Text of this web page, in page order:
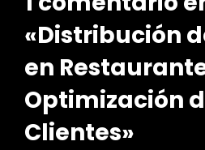
«Distribución
en
Optimización
Clientes»